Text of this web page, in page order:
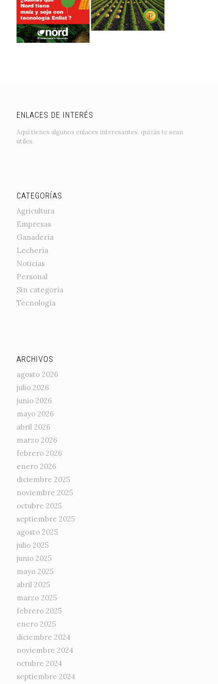
ENLACES DE INTERÉS
Aquí tienes algunos enlaces interesantes, quizás te sean
útiles.
CATEGORÍAS
Agricultura
Empresas
Ganadería
Lechería
Noticias
Personal
Sin categoría
Tecnología
ARCHIVOS
agosto 2026
julio 2026
junio 2026
mayo 2026
abril 2026
marzo 2026
febrero 2026
enero 2026
diciembre 2025
noviembre 2025
octubre 2025
septiembre 2025
agosto 2025
julio 2025
junio 2025
mayo 2025
abril 2025
marzo 2025
febrero 2025
enero 2025
diciembre 2024
noviembre 2024
octubre 2024
septiembre 2024